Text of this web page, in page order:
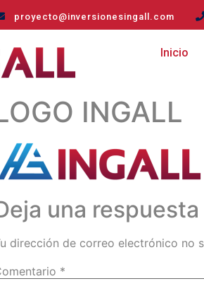
proyecto@inversionesingall.com
Inicio
INGALL
una respuesta
dirección de correo electrónico no
*